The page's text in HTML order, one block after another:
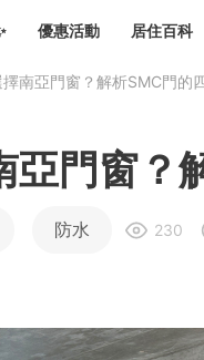
設計裝潢
設計裝潢
優惠活動 居住百科
室內設計 居家設
搬家清運
清潔除蟲
賣屋
南亞門窗？解析SMC門的
亞門窗？
防水 230